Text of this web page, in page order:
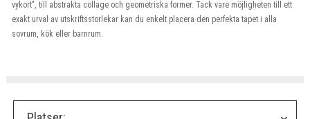
vykort", till abstrakta collage och geometriska former. Tack vare möjligheten till ett
exakt urval av utskriftsstorlekar kan du enkelt placera den perfekta tapet i alla
sovrum, kök eller barnrum.